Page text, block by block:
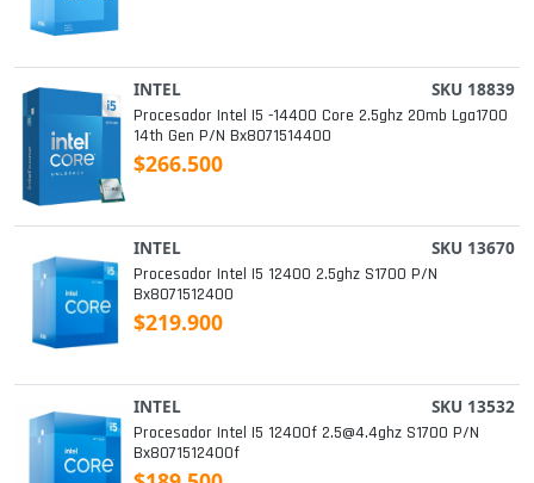
INTEL SKU 18839
Procesador Intel I5 -14400 Core 2.5ghz 20mb Lga1700
14th Gen P/n Bx8071514400
$266.500
INTEL SKU 13670
Procesador Intel I5 12400 2.5ghz S1700 P/n
Bx8071512400
$219.900
INTEL SKU 13532
Procesador Intel I5 12400f 2.5@4.4ghz S1700 P/n
Bx8071512400f